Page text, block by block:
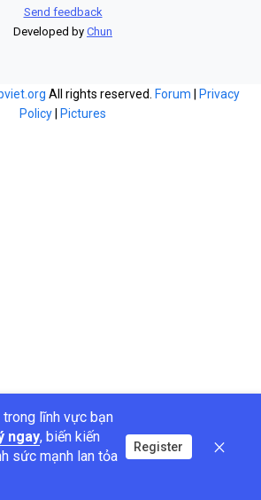
trong lĩnh vực bạn
ngay, biến kiến
sức mạnh lan tỏa
Register
Send feedback
Developed by Chun
All rights reserved. Forum
Privacy
Policy
Pictures